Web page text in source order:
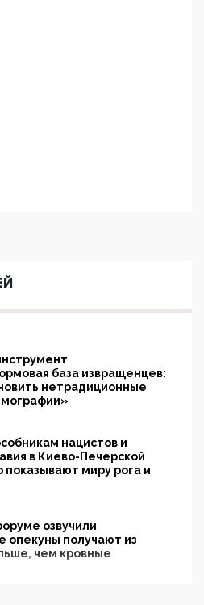
база извращенцев:
нетрадиционные
нацистов и
в Киево-Печерской
показывают миру рога и
озвучили
получают из
чем кровные